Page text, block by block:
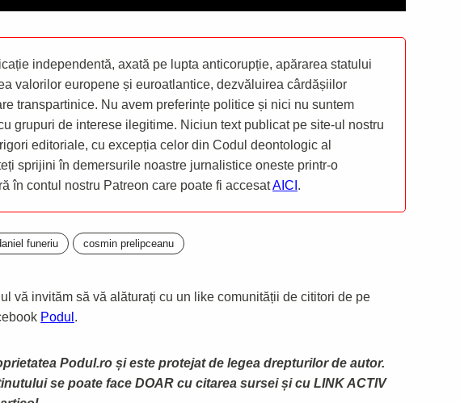
independentă, axată pe lupta anticorupție, apărarea statului
valorilor europene și euroatlantice, dezvăluirea cârdășiilor
transpartinice. Nu avem preferințe politice și nici nu suntem
grupuri de interese ilegitime. Niciun text publicat pe site-ul nostru
editoriale, cu excepția celor din Codul deontologic al
sprijini în demersurile noastre jurnalistice oneste printr-o
în contul nostru Patreon care poate fi accesatAICI .
funeriu cosmin prelipceanu
vă invităm să vă alăturați cu un like comunității de cititori de pe
Podul .
Podul.ro și este protejat de legea drepturilor de autor.
se poate face DOAR cu citarea sursei și cu LINK ACTIV